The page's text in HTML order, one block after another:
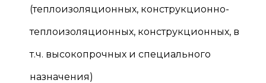
(теплоизоляционных, конструкционно-
теплоизоляционных, конструкционных, в
т.ч. высокопрочных и специального
назначения)